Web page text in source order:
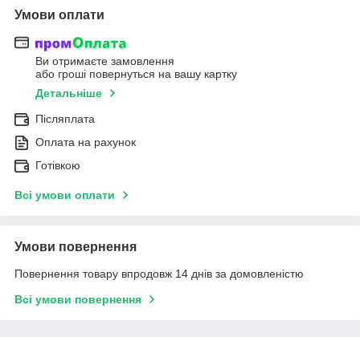
Умови оплати
Ви отримаєте замовлення
або гроші повернуться на вашу картку
Детальніше
Післяплата
Оплата на рахунок
Готівкою
Всі умови оплати
Умови повернення
Повернення товару впродовж 14 днів за домовленістю
Всі умови повернення